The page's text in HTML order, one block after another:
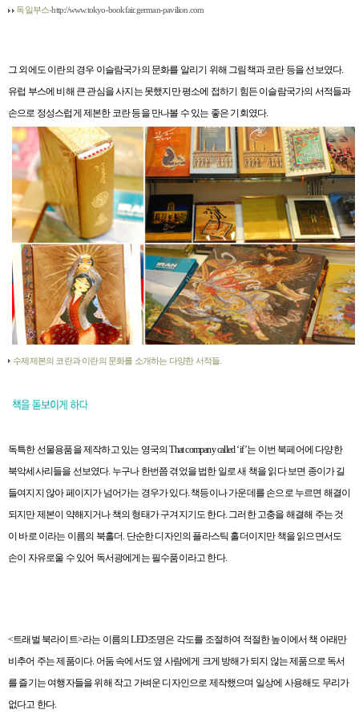
독일부스-http://www.tokyo-bookfair.german-pavilion.com
그 외에도 이란의 경우 이슬람국가의 문화를 알리기 위해 그림책과 코란 등을 선보였다.
유럽 부스에 비해 큰 관심을 사지는 못했지만 평소에 접하기 힘든 이슬람국가의 서적들과
손으로 정성스럽게 제본한 코란 등을 만나볼 수 있는 좋은 기회였다.
수제제본의 코란과 이란의 문화를 소개하는 다양한 서적들.
독특한 선물용품을 제작하고 있는 영국의That company called ‘if’는 이번 북페어에 다양한
북악세사리들을 선보였다. 누구나 한번쯤 겪었을 법한 일로 새 책을 읽다 보면 종이가 길
들여지지 않아 페이지가 넘어가는 경우가 있다.책등이나 가운데를 손으로 누르면 해결이
되지만 제본이 약해지거나 책의 형태가 구겨지기도 한다. 그러한 고충을 해결해 주는 것
이 바로 이라는 이름의 북홀더. 단순한 디자인의 플라스틱 홀더이지만 책을 읽으면서도
손이 자유로울 수 있어 독서광에게는 필수품이라고 한다.
<트래벌 북라이트>라는 이름의LED조명은 각도를 조절하여 적절한 높이에서 책 아래만
비추어 주는 제품이다. 어둠 속에서도 옆 사람에게 크게 방해가 되지 않는 제품으로 독서
를 즐기는 여행자들을 위해 작고 가벼운 디자인으로 제작했으며 일상에 사용해도 무리가
없다고 한다.